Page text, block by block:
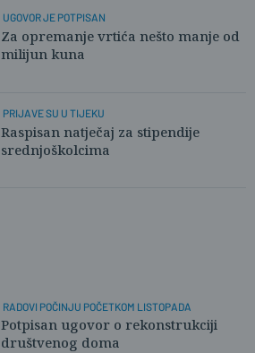
UGOVOR JE POTPISAN
Za opremanje vrtića nešto manje od
milijun kuna
PRIJAVE SU U TIJEKU
Raspisan natječaj za stipendije
srednjoškolcima
RADOVI POČINJU POČETKOM LISTOPADA
Potpisan ugovor o rekonstrukciji
društvenog doma